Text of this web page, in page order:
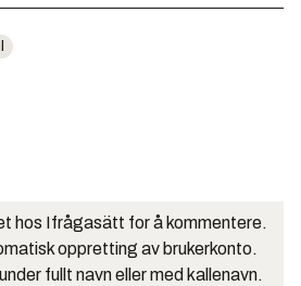
hos Ifrågasätt for å kommentere.
oppretting av brukerkonto.
fullt navn eller med kallenavn.